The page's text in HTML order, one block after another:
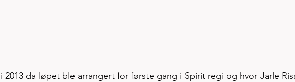
2013 da løpet ble arrangert for første gang i Spirit regi og hvor Jarle